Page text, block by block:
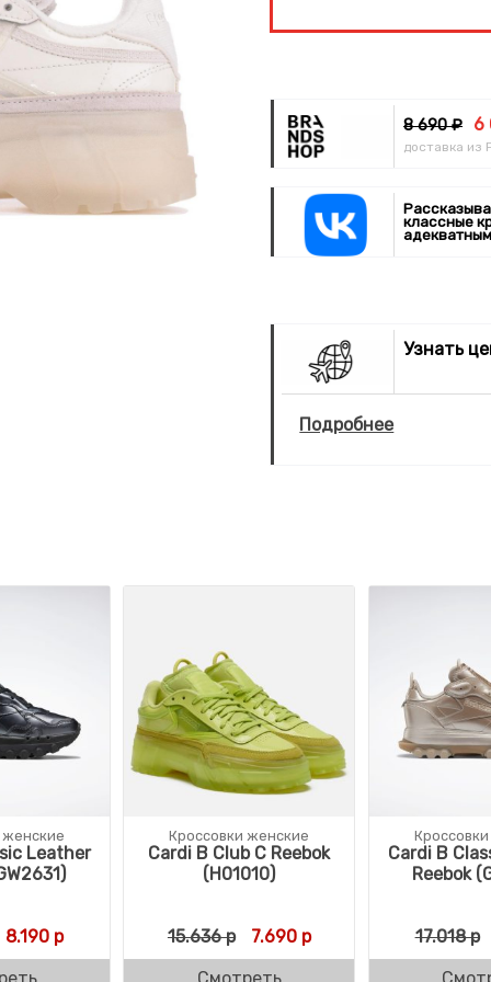
8 690 ₽ 6
доставка из
классные
Узнать
Подробнее
22.279 р.
женские
Leather
Первоначальная цена составляла 15.917 р.
8.190рТекущая цена: 8.190 р.
Кроссовки женские
Cardi B Club C Reebok
(H01010)
15.636р Первоначальная цена
7.690рТекущая цена: 7.690
Cardi B
Reebok
17.018р